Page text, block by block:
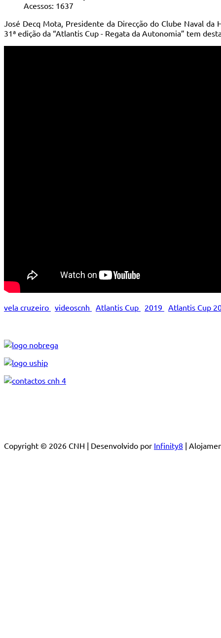
Acessos: 1637
José Decq Mota, Presidente da Direcção do Clube Naval
31ª edição da “Atlantis Cup - Regata da Autonomia” tem
vela cruzeiro videoscnh Atlantis Cup 2019 Atlantis Cup
Copyright © 2026 CNH | Desenvolvido por Infinity8 |